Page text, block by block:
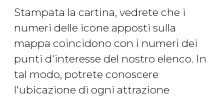
Stampata la cartina, vedrete che i
numeri delle icone apposti sulla
mappa coincidono con i numeri dei
punti d'interesse del nostro elenco. In
tal modo, potrete conoscere
l'ubicazione di ogni attrazione